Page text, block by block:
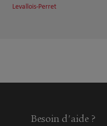
2.51 km
92300
Ouvert
Levallois-Perret
Besoin d'aide ?